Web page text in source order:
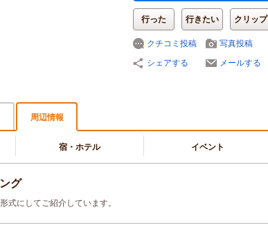
行った 行きたい クリップ
クチコミ投稿
写真投稿
シェアする
メールする
周辺情報
宿・ホテル イベント
グ
式にしてご紹介しています。